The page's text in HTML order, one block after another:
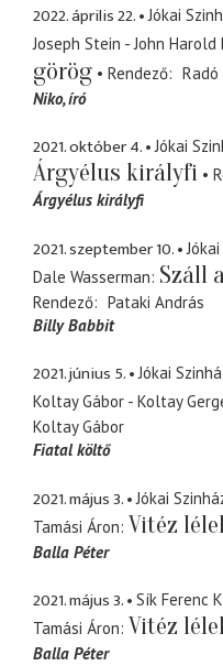
2022. április 22.
Jókai
Joseph Stein - John Harold
görög
Rendező
Radó
Niko író
2021. október 4. Jókai
Árgyélus királyfi
Árgyélus királyfi
2021. szeptember 10.
Dale Wasserman Száll
Rendező
Pataki András
Billy Babbit
2021. június 5.
Jókai
Koltay Gábor - Koltay
Koltay Gábor
Fiatal költő
2021. május 3.
Jókai
Tamási Áron Vitéz
Balla Péter
2021. május 3.
Sík Ferenc
Tamási Áron Vitéz
Balla Péter